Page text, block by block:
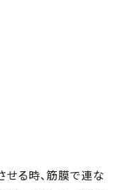
せる時、筋膜で連な